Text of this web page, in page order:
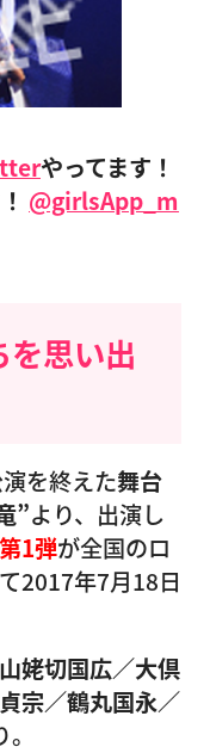
やってます！
@girlsApp_m
思い出
を終えた舞台
”より、出演し
1弾が全国のロ
2017年7月18日
姥切国広／大倶
宗／鶴丸国永／